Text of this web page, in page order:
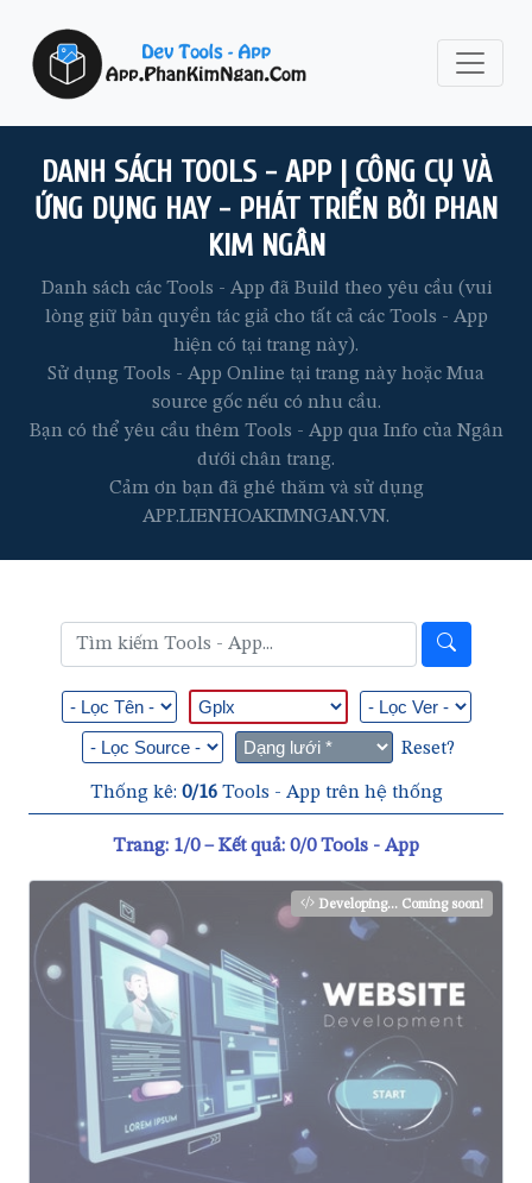
DANH SÁCH TOOLS - APP | CÔNG CỤ VÀ
ỨNG DỤNG HAY - PHÁT TRIỂN BỞI PHAN
KIM NGÂN
Danh sách các Tools - App đã Build theo yêu cầu (vui
lòng giữ bản quyền tác giả cho tất cả các Tools - App
hiện có tại trang này).
Sử dụng Tools - App Online tại trang này hoặc Mua
source gốc nếu có nhu cầu.
Bạn có thể yêu cầu thêm Tools - App qua Info của Ngân
dưới chân trang.
Cảm ơn bạn đã ghé thăm và sử dụng
APP.LIENHOAKIMNGAN.VN.
Reset?
Thống kê: 0/16Tools - App trên hệ thống
Trang: 1/0 – Kết quả: 0/0 Tools - App
Developing... Coming soon!